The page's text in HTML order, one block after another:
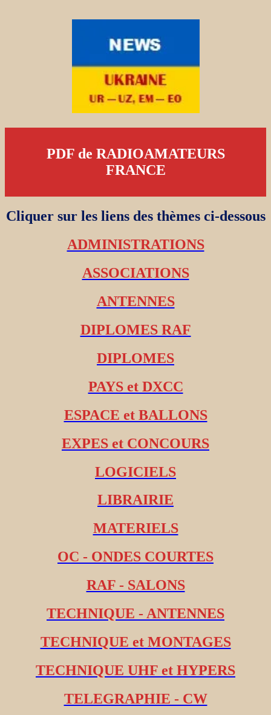
PDF de RADIOAMATEURS
FRANCE
Cliquer sur les liens des thèmes ci-dessous
ADMINISTRATIONS
ASSOCIATIONS
ANTENNES
DIPLOMES RAF
DIPLOMES
PAYS et DXCC
ESPACE et BALLONS
EXPES et CONCOURS
LOGICIELS
LIBRAIRIE
MATERIELS
OC - ONDES COURTES
RAF - SALONS
TECHNIQUE - ANTENNES
TECHNIQUE et MONTAGES
TECHNIQUE UHF et HYPERS
TELEGRAPHIE - CW